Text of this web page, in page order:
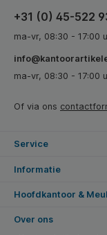
+31 (0) 45-522
ma-vr, 08:30 - 17:00
ma-vr, 08:30 - 17:00
Of via ons
Service
Informatie
Hoofdkantoor &
Over ons